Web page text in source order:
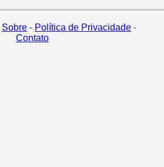
Sobre- Política de Privacidade-
Contato